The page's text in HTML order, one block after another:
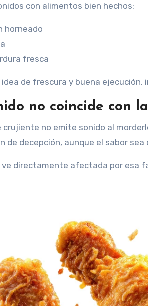
con alimentos bien hechos:
horneado
fresca
de frescura y buena ejecución,
no coincide con
no emite sonido al
de decepción, aunque el sabor sea
ve directamente afectada por esa